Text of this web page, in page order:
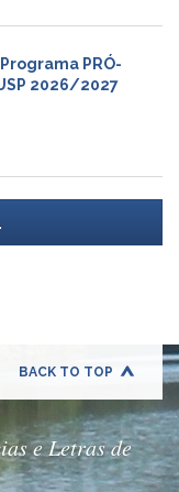
PRÓ-
2026/2027
BACK TO TOP
e Letras de